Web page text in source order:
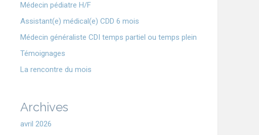
Médecin pédiatre H/F
Assistant(e) médical(e) CDD 6 mois
Médecin généraliste CDI temps partiel ou temps plein
Témoignages
La rencontre du mois
Archives
avril 2026